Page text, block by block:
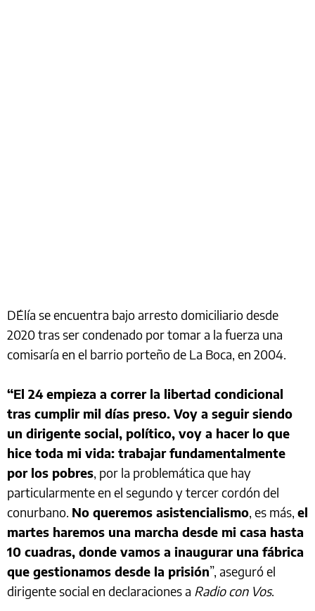
D´Elía se encuentra bajo arresto domiciliario desde
2020 tras ser condenado por tomar a la fuerza una
comisaría en el barrio porteño de La Boca, en 2004.
“El 24 empieza a correr la libertad condicional
tras cumplir mil días preso. Voy a seguir siendo
un dirigente social, político, voy a hacer lo que
hice toda mi vida: trabajar fundamentalmente
por los pobres, por la problemática que hay
particularmente en el segundo y tercer cordón del
conurbano. No queremos asistencialismo, es más, el
martes haremos una marcha desde mi casa hasta
10 cuadras, donde vamos a inaugurar una fábrica
que gestionamos desde la prisión”, aseguró el
dirigente social en declaraciones a Radio con Vos.